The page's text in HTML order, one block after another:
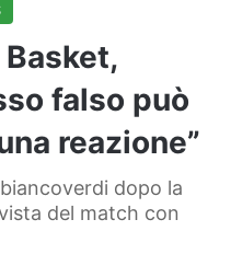
falso può
reazione”
dopo la
del match con